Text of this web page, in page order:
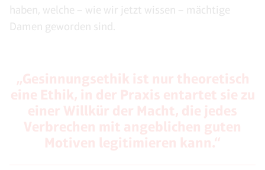
haben, welche – wie wir jetzt wissen – mächtige
Damen geworden sind.